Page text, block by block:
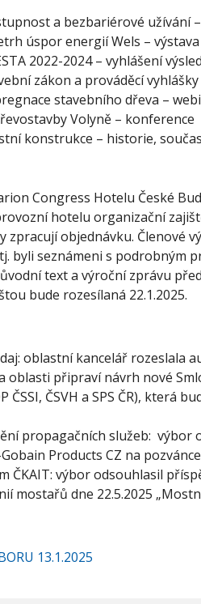
a bezbariérové užívání
úspor energií Wels – výstava
2022-2024 – vyhlášení
zákon a prováděcí
stavebního dřeva –
Volyně – konference
konstrukce – historie,
Congress Hotelu České
hotelu organizační
zpracují objednávku. Členové
byli seznámeni s podrobným
text a výroční zprávu
bude rozesílaná 22.1.2025.
oblastní kancelář rozeslala
oblasti připraví návrh nové
ČSSI, ČSVH a SPS ČR), která
propagačních služeb: výbor
Products CZ na
ČKAIT: výbor odsouhlasil
mostařů dne 22.5.2025
13.1.2025